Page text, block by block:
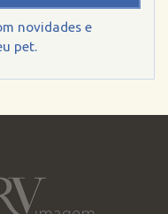
novidades e
pet.